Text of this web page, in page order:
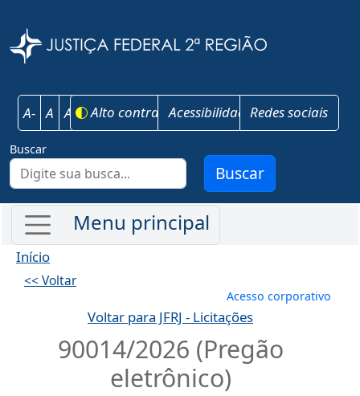
A- A A+ Alto contrasteAcessibilidadeRedes sociais
Buscar
Buscar
Início
<< Voltar
Menu de
Acesso corporativo
Voltar para JFRJ - Licitações
90014/2026 (Pregão
eletrônico)